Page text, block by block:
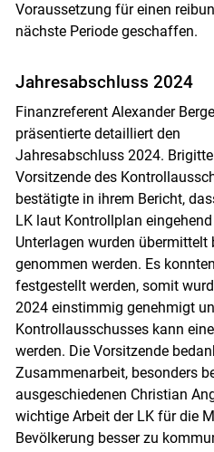
Voraussetzung für einen
nächste Periode geschaffen.
Jahresabschluss 2024
Finanzreferent Alexander
präsentierte detailliert den
Jahresabschluss 2024.
Vorsitzende des
bestätigte in ihrem Bericht,
LK laut Kontrollplan
Unterlagen wurden übermittelt
genommen werden. Es
festgestellt werden, somit
2024 einstimmig genehmigt
Kontrollausschusses kann
werden. Die Vorsitzende
Zusammenarbeit, besonders
ausgeschiedenen Christian
wichtige Arbeit der LK für die
Bevölkerung besser zu